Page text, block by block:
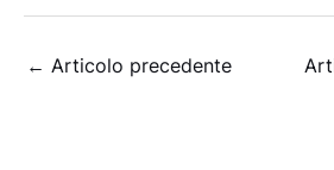
← Articolo precedente